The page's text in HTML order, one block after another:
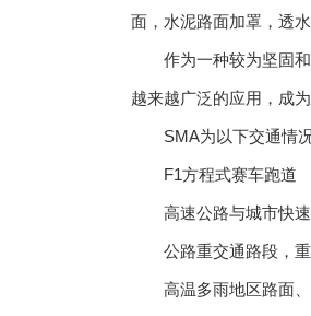
面，水泥路面加罩，透水
作为一种较为坚固和
越来越广泛的应用，成
SMA为以下交通情况
F1方程式赛车跑道
高速公路与城市快速
公路重交通路段，重
高温多雨地区路面、